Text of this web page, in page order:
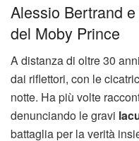
Alessio Bertrand
del Moby Prince
A distanza di oltre 30
dai riflettori, con le
notte. Ha più volte
denunciando le gravi
battaglia per la verità